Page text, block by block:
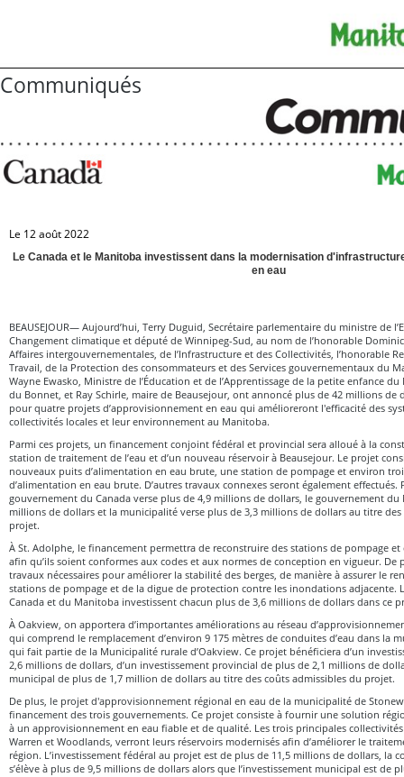
Communiqués
Le 12 août 2022
Le Canada et le Manitoba investissent dans la modernisation
en eau
BEAUSEJOUR— Aujourd’hui, Terry Duguid, Secrétaire parlementaire du ministre de
Changement climatique et député de Winnipeg-Sud, au nom de l’honorable
Affaires intergouvernementales, de l’Infrastructure et des Collectivités, l’honorable
Travail, de la Protection des consommateurs et des Services gouvernementaux du
Wayne Ewasko, Ministre de l’Éducation et de l’Apprentissage de la petite enfance
du Bonnet, et Ray Schirle, maire de Beausejour, ont annoncé plus de 42 millions de
pour quatre projets d’approvisionnement en eau qui amélioreront l'efficacité des
collectivités locales et leur environnement au Manitoba.
Parmi ces projets, un financement conjoint fédéral et provincial sera alloué à la
station de traitement de l’eau et d’un nouveau réservoir à Beausejour. Le projet
nouveaux puits d’alimentation en eau brute, une station de pompage et environ
d’alimentation en eau brute. D’autres travaux connexes seront également effectués.
gouvernement du Canada verse plus de 4,9 millions de dollars, le gouvernement du
millions de dollars et la municipalité verse plus de 3,3 millions de dollars au titre
projet.
À St. Adolphe, le financement permettra de reconstruire des stations de pompage et
afin qu’ils soient conformes aux codes et aux normes de conception en vigueur. De
travaux nécessaires pour améliorer la stabilité des berges, de manière à assurer le
stations de pompage et de la digue de protection contre les inondations adjacente.
Canada et du Manitoba investissent chacun plus de 3,6 millions de dollars dans ce
À Oakview, on apportera d’importantes améliorations au réseau
qui comprend le remplacement d’environ 9 175 mètres de conduites d’eau dans la
qui fait partie de la Municipalité rurale d’Oakview. Ce projet bénéficiera d’un
2,6 millions de dollars, d’un investissement provincial de plus de 2,1 millions de
municipal de plus de 1,7 million de dollars au titre des coûts admissibles du projet.
De plus, le projet d'approvisionnement régional en eau de la municipalité de
financement des trois gouvernements. Ce projet consiste à fournir une solution
à un approvisionnement en eau fiable et de qualité. Les trois principales
Warren et Woodlands, verront leurs réservoirs modernisés afin d’améliorer le
région. L’investissement fédéral au projet est de plus de 11,5 millions de dollars, la
s’élève à plus de 9,5 millions de dollars alors que l’investissement municipal est de